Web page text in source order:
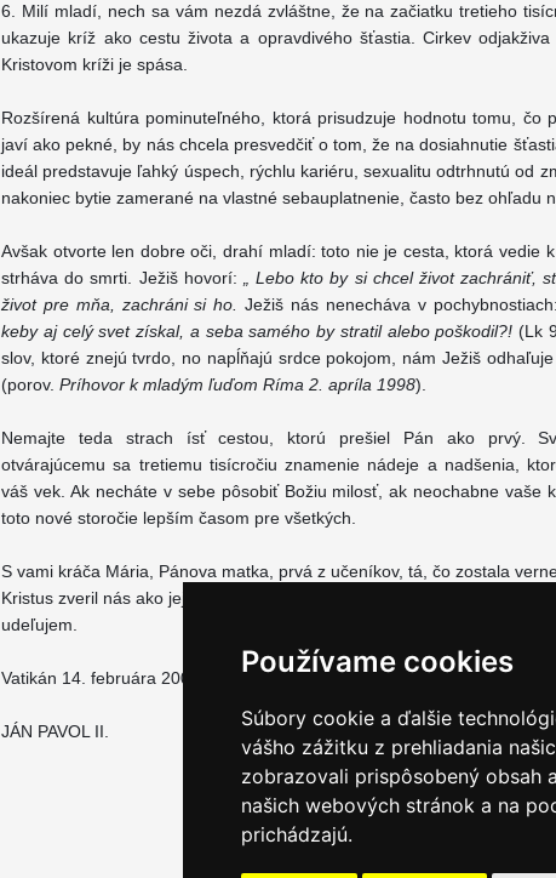
Používame cookies
Súbory cookie a ďalšie
vášho zážitku z prehliadania
zobrazovali prispôsobený obsah
našich webových stránok a na
prichádzajú.
6. Milí mladí, nech sa vám nezdá zvláštne, že na začiatku tretieho
ukazuje kríž ako cestu života a opravdivého šťastia. Cirkev
Kristovom kríži je spása.
Rozšírená kultúra pominuteľného, ktorá prisudzuje hodnotu tomu, čo
javí ako pekné, by nás chcela presvedčiť o tom, že na dosiahnutie
ideál predstavuje ľahký úspech, rýchlu kariéru, sexualitu odtrhnutú od
nakoniec bytie zamerané na vlastné sebauplatnenie, často bez ohľadu
Avšak otvorte len dobre oči, drahí mladí: toto nie je cesta, ktorá vedie
strháva do smrti. Ježiš hovorí:
„ Lebo kto by si chcel život zachrániť,
život pre mňa, zachráni si ho.Ježiš nás nenecháva v pochybnostiach:
keby aj celý svet získal, a seba samého by stratil alebo poškodil?! (Lk
slov, ktoré znejú tvrdo, no napĺňajú srdce pokojom, nám Ježiš
(porov. Príhovor k mladým ľuďom Ríma 2. apríla 1998).
Nemajte teda strach ísť cestou, ktorú prešiel Pán ako prvý.
otvárajúcemu sa tretiemu tisícročiu znamenie nádeje a nadšenia,
váš vek. Ak necháte v sebe pôsobiť Božiu milosť, ak neochabne vaše
toto nové storočie lepším časom pre všetkých.
S vami kráča Mária, Pánova matka, prvá z učeníkov, tá, čo zostala
Kristus zveril nás ako jej deti. A nech vás sprevádza aj apoštolské
udeľujem.
Vatikán 14. februára 2001
JÁN PAVOL II.